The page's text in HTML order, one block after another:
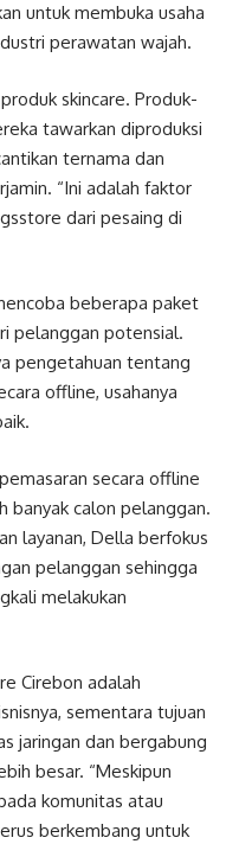
untuk membuka usaha
perawatan wajah.
skincare. Produk-
tawarkan diproduksi
ternama dan
“Ini adalah faktor
dari pesaing di
beberapa paket
pelanggan potensial.
pengetahuan tentang
offline, usahanya
secara offline
banyak calon pelanggan.
layanan, Della berfokus
pelanggan sehingga
melakukan
Cirebon adalah
sementara tujuan
jaringan dan bergabung
besar. “Meskipun
komunitas atau
berkembang untuk